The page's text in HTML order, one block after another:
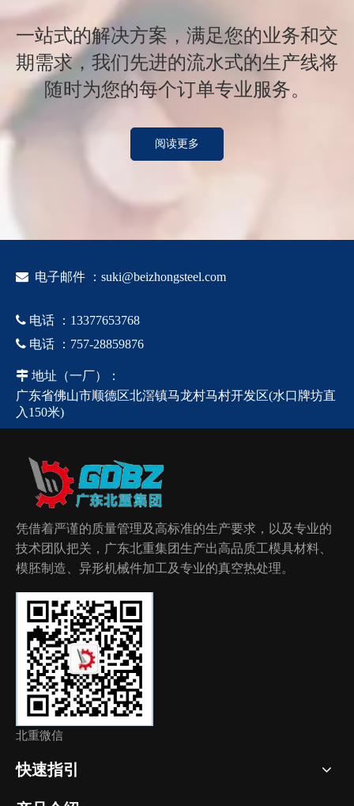
一站式的解决方案，满足您的业务和交
期需求，我们先进的流水式的生产线将
随时为您的每个订单专业服务。
阅读更多
 电子邮件 ： suki@beizhongsteel.com
 电话 ： 13377653768
 电话 ： 757-28859876
 地址 （一厂）
：
广东省佛山市顺德区北滘镇马龙村马村开发区(水口牌坊直
入150米)
凭借着严谨的质量管理及高标准的生产要求，以及专业的
技术团队把关，广东北重集团生产出高品质工模具材料、
模胚制造、异形机械件加工及专业的真空热处理。
北重微信
快速指引